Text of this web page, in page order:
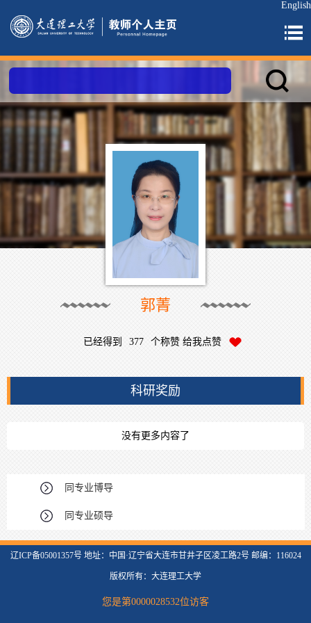
English
郭菁
已经得到 377 个称赞 给我点赞
科研奖励
没有更多内容了
同专业博导
同专业硕导
辽ICP备05001357号 地址：中国·辽宁省大连市甘井子区凌工路2号 邮编：116024
版权所有：大连理工大学
您是第0000028532位访客